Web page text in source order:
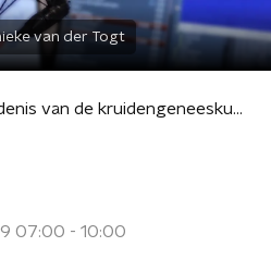
van der Togt
Geschiedenis van de kruidengeneeskunde
07:00 - 10:00